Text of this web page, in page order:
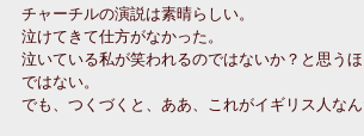
チャーチルの演説は素晴らしい。
泣けてきて仕方がなかった。
泣いている私が笑われるのではないか？と思う
ではない。
でも、つくづくと、ああ、これがイギリス人な